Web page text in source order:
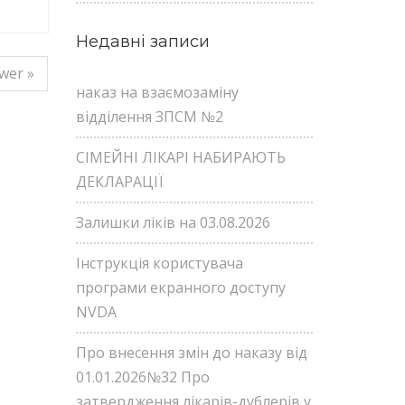
»
Недавні записи
наказ на взаємозаміну
відділення ЗПСМ №2
СІМЕЙНІ ЛІКАРІ НАБИРАЮТЬ
ДЕКЛАРАЦІЇ
Залишки ліків на 03.08.2026
Інструкція користувача
програми екранного доступу
NVDA
Про внесення змін до наказу від
01.01.2026№32 Про